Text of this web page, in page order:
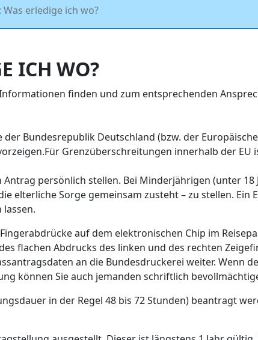
Was erledige ich wo?
ICH WO?
finden und zum entsprechenden
Bundesrepublik Deutschland (bzw. der
Grenzüberschreitungen innerhalb der EU
persönlich stellen. Bei Minderjährigen (unter 18
elterliche Sorge gemeinsam zusteht – zu stellen. Ein
auf dem elektronischen Chip im
flachen Abdrucks des linken und des rechten
an die Bundesdruckerei weiter. Wenn
können Sie auch jemanden schriftlich
in der Regel 48 bis 72 Stunden) beantragt